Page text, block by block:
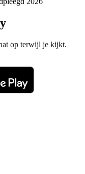
op terwijl je kijkt.